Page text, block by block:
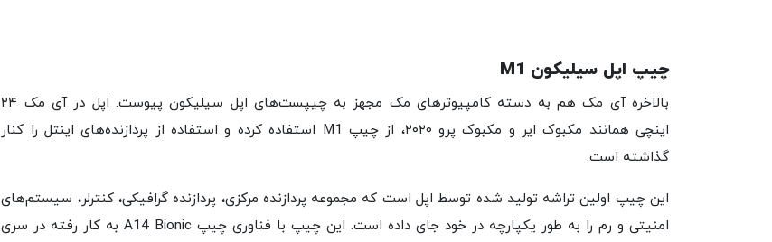
چیپ اپل سیلیکون M1
بالاخره آی مک هم به دسته کامپیوترهای مک مجهز به چیپست‌های اپل سیلیکون پیوست. اپل در آی مک ۲۴
اینچی همانند مکبوک ایر و مکبوک پرو ۲۰۲۰، از چیپ M1 استفاده کرده و استفاده از پردازنده‌های اینتل را کنار
گذاشته است.
این چیپ اولین تراشه تولید شده توسط اپل است که مجموعه پردازنده مرکزی، پردازنده گرافیکی، کنترلر، سیستم‌های
امنیتی و رم را به طور یکپارچه در خود جای داده است. این چیپ با فناوری چیپ A14 Bionic به کار رفته در سری